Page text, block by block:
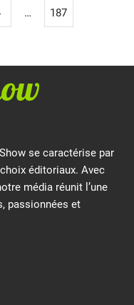
… 187
se caractérise par
éditoriaux. Avec
média réunit l’une
passionnées et